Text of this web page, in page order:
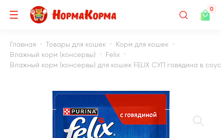
0
Главная Товары для кошек
Корм для кошек
Влажный корм (консервы)
Felix
Влажный корм (консервы) для кошек FELIX СУП говядина в